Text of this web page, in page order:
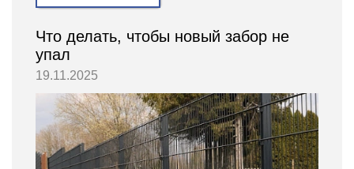
Что делать, чтобы новый забор не
упал
19.11.2025